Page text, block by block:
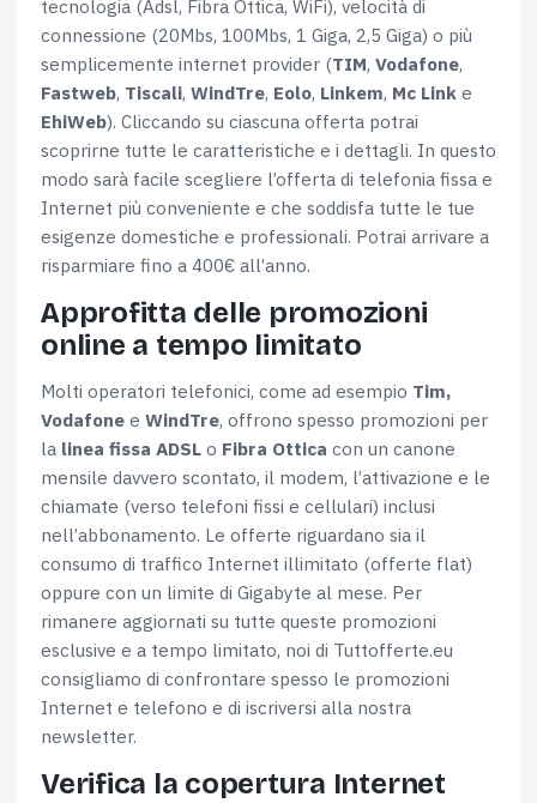
tecnologia (Adsl, Fibra Ottica, WiFi), velocità di
connessione (20Mbs, 100Mbs, 1 Giga, 2,5 Giga) o più
semplicemente internet provider (TIM, Vodafone,
Fastweb, Tiscali, WindTre, Eolo, Linkem, Mc Link e
EhiWeb). Cliccando su ciascuna offerta potrai
scoprirne tutte le caratteristiche e i dettagli. In questo
modo sarà facile scegliere l’offerta di telefonia fissa e
Internet più conveniente e che soddisfa tutte le tue
esigenze domestiche e professionali. Potrai arrivare a
risparmiare fino a 400€ all’anno.
Approfitta delle promozioni
online a tempo limitato
Molti operatori telefonici, come ad esempio Tim,
Vodafone e WindTre, offrono spesso promozioni per
la linea fissa ADSL o Fibra Ottica con un canone
mensile davvero scontato, il modem, l’attivazione e le
chiamate (verso telefoni fissi e cellulari) inclusi
nell’abbonamento. Le offerte riguardano sia il
consumo di traffico Internet illimitato (offerte flat)
oppure con un limite di Gigabyte al mese. Per
rimanere aggiornati su tutte queste promozioni
esclusive e a tempo limitato, noi di Tuttofferte.eu
consigliamo di confrontare spesso le promozioni
Internet e telefono e di iscriversi alla nostra
newsletter.
Verifica la copertura Internet